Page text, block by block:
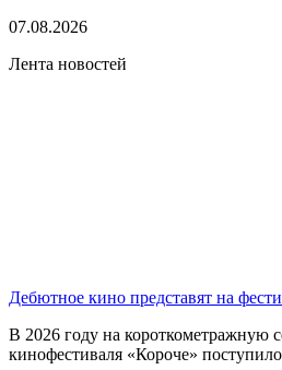
07.08.2026
Лента новостей
Дебютное кино представят на
В 2026 году на короткометражную
кинофестиваля «Короче»